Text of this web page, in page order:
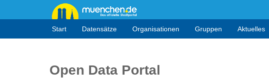
Start Datensätze Organisationen Gruppen Aktuelles
Open Data Portal